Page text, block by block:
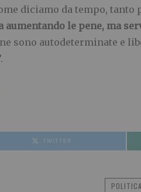
diciamo da tempo,
aumentando le pene, ma
sono autodeterminate e
TWITTER
POLITICA